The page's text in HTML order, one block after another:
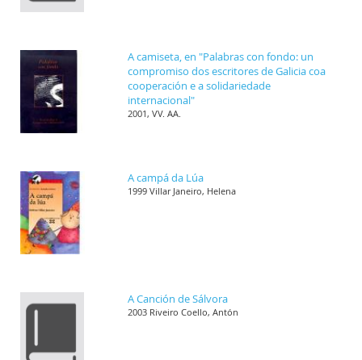
A camiseta, en "Palabras con fondo: un
compromiso dos escritores de Galicia coa
cooperación e a solidariedade
internacional"
2001, VV. AA.
A campá da Lúa
1999 Villar Janeiro, Helena
A Canción de Sálvora
2003 Riveiro Coello, Antón